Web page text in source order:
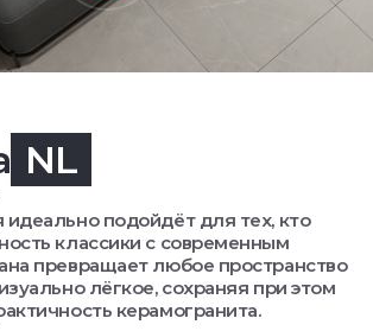
NL
идеально подойдёт для тех, кто
классики с современным
превращает любое пространство
лёгкое, сохраняя при этом
керамогранита.